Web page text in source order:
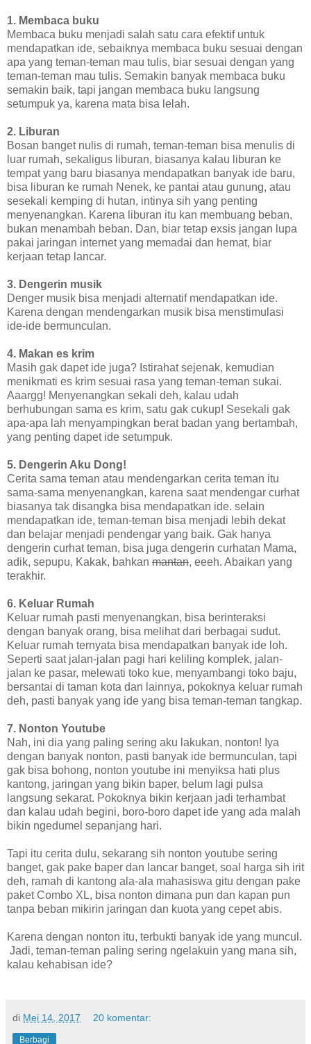
1. Membaca buku
Membaca buku menjadi salah satu cara efektif untuk
mendapatkan ide, sebaiknya membaca buku sesuai dengan
apa yang teman-teman mau tulis, biar sesuai dengan yang
teman-teman mau tulis. Semakin banyak membaca buku
semakin baik, tapi jangan membaca buku langsung
setumpuk ya, karena mata bisa lelah.
2. Liburan
Bosan banget nulis di rumah, teman-teman bisa menulis di
luar rumah, sekaligus liburan, biasanya kalau liburan ke
tempat yang baru biasanya mendapatkan banyak ide baru,
bisa liburan ke rumah Nenek, ke pantai atau gunung, atau
sesekali kemping di hutan, intinya sih yang penting
menyenangkan. Karena liburan itu kan membuang beban,
bukan menambah beban. Dan, biar tetap exsis jangan lupa
pakai jaringan internet yang memadai dan hemat, biar
kerjaan tetap lancar.
3. Dengerin musik
Denger musik bisa menjadi alternatif mendapatkan ide.
Karena dengan mendengarkan musik bisa menstimulasi
ide-ide bermunculan.
4. Makan es krim
Masih gak dapet ide juga? Istirahat sejenak, kemudian
menikmati es krim sesuai rasa yang teman-teman sukai.
Aaargg! Menyenangkan sekali deh, kalau udah
berhubungan sama es krim, satu gak cukup! Sesekali gak
apa-apa lah menyampingkan berat badan yang bertambah,
yang penting dapet ide setumpuk.
5. Dengerin Aku Dong!
Cerita sama teman atau mendengarkan cerita teman itu
sama-sama menyenangkan, karena saat mendengar curhat
biasanya tak disangka bisa mendapatkan ide. selain
mendapatkan ide, teman-teman bisa menjadi lebih dekat
dan belajar menjadi pendengar yang baik. Gak hanya
dengerin curhat teman, bisa juga dengerin curhatan Mama,
adik, sepupu, Kakak, bahkan mantan, eeeh. Abaikan yang
terakhir.
6. Keluar Rumah
Keluar rumah pasti menyenangkan, bisa berinteraksi
dengan banyak orang, bisa melihat dari berbagai sudut.
Keluar rumah ternyata bisa mendapatkan banyak ide loh.
Seperti saat jalan-jalan pagi hari keliling komplek, jalan-
jalan ke pasar, melewati toko kue, menyambangi toko baju,
bersantai di taman kota dan lainnya, pokoknya keluar rumah
deh, pasti banyak yang ide yang bisa teman-teman tangkap.
7. Nonton Youtube
Nah, ini dia yang paling sering aku lakukan, nonton! Iya
dengan banyak nonton, pasti banyak ide bermunculan, tapi
gak bisa bohong, nonton youtube ini menyiksa hati plus
kantong, jaringan yang bikin baper, belum lagi pulsa
langsung sekarat. Pokoknya bikin kerjaan jadi terhambat
dan kalau udah begini, boro-boro dapet ide yang ada malah
bikin ngedumel sepanjang hari.
Tapi itu cerita dulu, sekarang sih nonton youtube sering
banget, gak pake baper dan lancar banget, soal harga sih irit
deh, ramah di kantong ala-ala mahasiswa gitu dengan pake
paket Combo XL, bisa nonton dimana pun dan kapan pun
tanpa beban mikirin jaringan dan kuota yang cepet abis.
Karena dengan nonton itu, terbukti banyak ide yang muncul.
Jadi, teman-teman paling sering ngelakuin yang mana sih,
kalau kehabisan ide?
di Mei 14, 2017 20 komentar:
Berbagi